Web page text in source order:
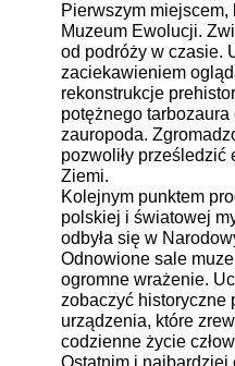
Pierwszym miejscem,
Muzeum Ewolucji.
od podróży w czasie.
zaciekawieniem
rekonstrukcje
potężnego
zauropoda.
pozwoliły prześledzić
Ziemi.
Kolejnym punktem
polskiej i światowej
odbyła się w
Odnowione sale
ogromne wrażenie.
zobaczyć historyczne
urządzenia, które
codzienne życie
Ostatnim i najbardziej